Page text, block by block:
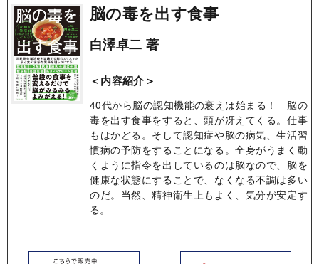
脳の毒を出す食事
白澤卓二 著
＜内容紹介＞
40代から脳の認知機能の衰えは始まる！ 脳の
毒を出す食事をすると、頭が冴えてくる。仕事
もはかどる。そして認知症や脳の病気、生活習
慣病の予防をすることになる。全身がうまく動
くように指令を出しているのは脳なので、脳を
健康な状態にすることで、なくなる不調は多い
のだ。当然、精神衛生上もよく、気分が安定す
る。